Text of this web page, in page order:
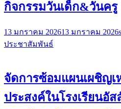
กิจกรรมวันเด็ก&วันครู
13 มกราคม 202613 มกราคม 2026
ประชาสัมพันธ์
จัดการซ้อมแผนเผชิญ
ประสงค์ในโรงเรียนอั